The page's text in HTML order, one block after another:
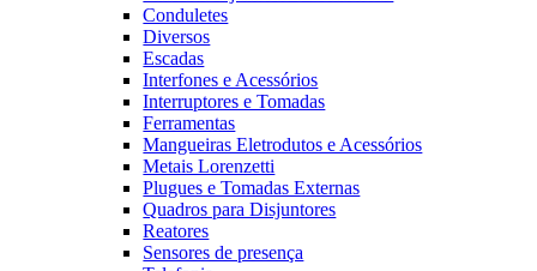
Conduletes
Diversos
Escadas
Interfones e Acessórios
Interruptores e Tomadas
Ferramentas
Mangueiras Eletrodutos e Acessórios
Metais Lorenzetti
Plugues e Tomadas Externas
Quadros para Disjuntores
Reatores
Sensores de presença